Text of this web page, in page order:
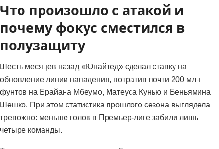
Что произошло с атакой и
почему фокус сместился в
полузащиту
Шесть месяцев назад «Юнайтед» сделал ставку на
обновление линии нападения, потратив почти 200 млн
фунтов на Брайана Мбеумо, Матеуса Кунью и Беньямина
Шешко. При этом статистика прошлого сезона выглядела
тревожно: меньше голов в Премьер-лиге забили лишь
четыре команды.